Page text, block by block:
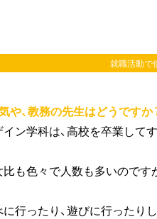
就職活動で
や、教務の先生はどうですか
ン学科は、高校を卒業して
も色々で人数も多いのです
行ったり、遊びに行ったり